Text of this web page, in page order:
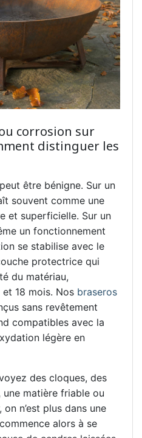
corrosion sur
distinguer les
être bénigne. Sur un
souvent comme une
et superficielle. Sur un
un fonctionnement
se stabilise avec le
protectrice qui
du matériau,
18 mois. Nos braseros
sans revêtement
compatibles avec la
légère en
des cloques, des
une matière friable ou
on n’est plus dans une
commence alors à se